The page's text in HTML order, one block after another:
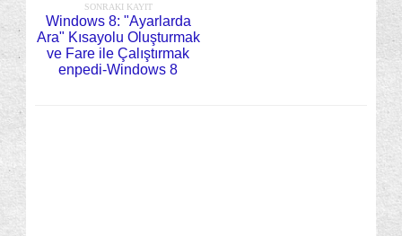
SONRAKI KAYIT
Windows 8: "Ayarlarda
Ara" Kısayolu Oluşturmak
ve Fare ile Çalıştırmak
enpedi-Windows 8